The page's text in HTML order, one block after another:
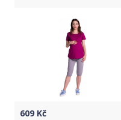
609 Kč